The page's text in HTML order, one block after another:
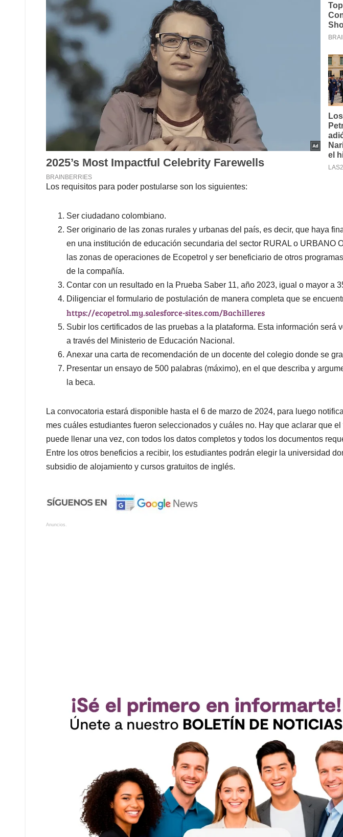
Los requisitos para poder postularse son los siguientes:
Ser ciudadano colombiano.
Ser originario de las zonas rurales y urbanas del país, es decir, que haya
en una institución de educación secundaria del sector RURAL o URBANO
las zonas de operaciones de Ecopetrol y ser beneficiario de otros
de la compañía.
Contar con un resultado en la Prueba Saber 11, año 2023, igual o mayor a
Diligenciar el formulario de postulación de manera completa que se
https://ecopetrol.my.salesforce-sites.com/Bachilleres
Subir los certificados de las pruebas a la plataforma. Esta información será
a través del Ministerio de Educación Nacional.
Anexar una carta de recomendación de un docente del colegio donde se
Presentar un ensayo de 500 palabras (máximo), en el que describa y
la beca.
La convocatoria estará disponible hasta el 6 de marzo de 2024, para luego
mes cuáles estudiantes fueron seleccionados y cuáles no. Hay que aclarar que
puede llenar una vez, con todos los datos completos y todos los documentos
Entre los otros beneficios a recibir, los estudiantes podrán elegir la universidad
subsidio de alojamiento y cursos gratuitos de inglés.
Anuncios.